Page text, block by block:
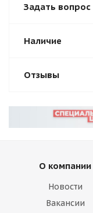
Задать вопрос
Наличие
Отзывы
О компании
Новости
Вакансии